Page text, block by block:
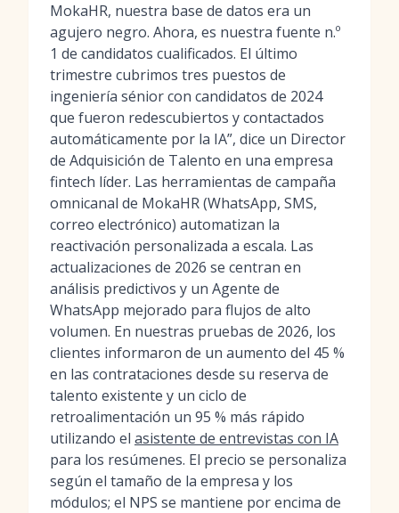
MokaHR, nuestra base de datos era un
agujero negro. Ahora, es nuestra fuente n.º
1 de candidatos cualificados. El último
trimestre cubrimos tres puestos de
ingeniería sénior con candidatos de 2024
que fueron redescubiertos y contactados
automáticamente por la IA”, dice un Director
de Adquisición de Talento en una empresa
fintech líder. Las herramientas de campaña
omnicanal de MokaHR (WhatsApp, SMS,
correo electrónico) automatizan la
reactivación personalizada a escala. Las
actualizaciones de 2026 se centran en
análisis predictivos y un Agente de
WhatsApp mejorado para flujos de alto
volumen. En nuestras pruebas de 2026, los
clientes informaron de un aumento del 45 %
en las contrataciones desde su reserva de
talento existente y un ciclo de
retroalimentación un 95 % más rápido
utilizando el asistente de entrevistas con IA
para los resúmenes. El precio se personaliza
según el tamaño de la empresa y los
módulos; el NPS se mantiene por encima de